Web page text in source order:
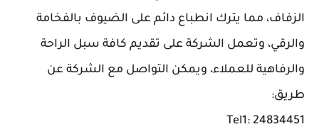
الزفاف، مما يترك انطباع دائم على الضيوف بالفخامة
والرقي، وتعمل الشركة على تقديم كافة سبل الراحة
والرفاهية للعملاء، ويمكن التواصل مع الشركة عن
طريق:
Tel1: 24834451